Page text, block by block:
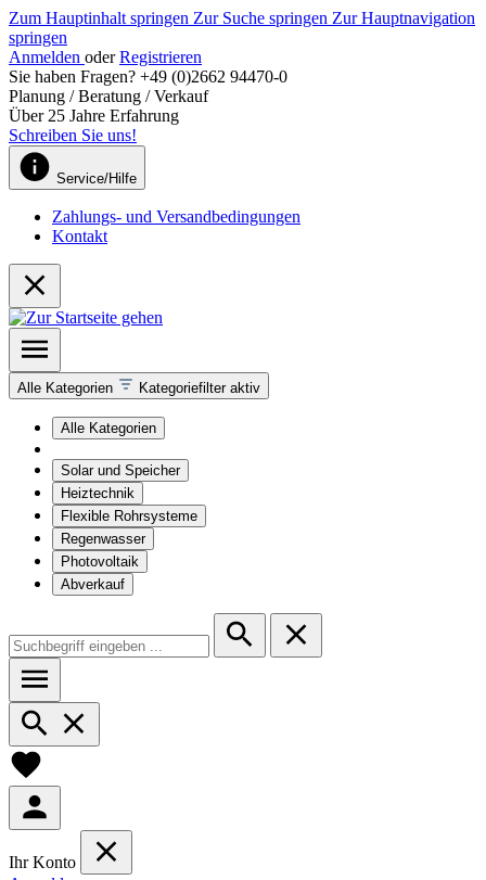
Zum Hauptinhalt springen Zur Suche springen Zur Hauptnavigation
springen
Anmelden oder Registrieren
Sie haben Fragen? +49 (0)2662 94470-0
Planung / Beratung / Verkauf
Über 25 Jahre Erfahrung
Schreiben Sie uns!
Service/Hilfe
Zahlungs- und Versandbedingungen
Kontakt
Alle Kategorien Kategoriefilter aktiv
Alle Kategorien
Solar und Speicher
Heiztechnik
Flexible Rohrsysteme
Regenwasser
Photovoltaik
Abverkauf
Ihr Konto